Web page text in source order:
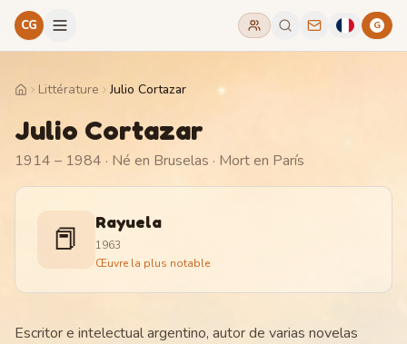
CG G
HomeLittérature Julio Cortazar
Julio Cortazar
1914 – 1984 · Né en Bruselas · Mort en París
📕 Rayuela
1963
Œuvre la plus notable
Escritor e intelectual argentino, autor de varias novelas